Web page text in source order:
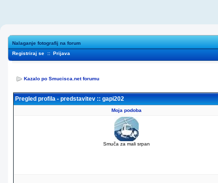
Nalaganje fotografij na forum
Registriraj se :: Prijava
Kazalo po Smucisca.net forumu
Pregled profila - predstavitev :: gapi202
Moja podoba
Smuča za mali srpan